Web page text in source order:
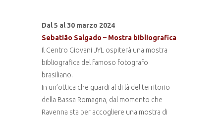
Dal 5 al 30 marzo 2024
Sebatião Salgado – Mostra bibliografica
Il Centro Giovani JYL ospiterà una mostra
bibliografica del famoso fotografo
brasiliano.
In un’ottica che guardi al di là del territorio
della Bassa Romagna, dal momento che
Ravenna sta per accogliere una mostra di